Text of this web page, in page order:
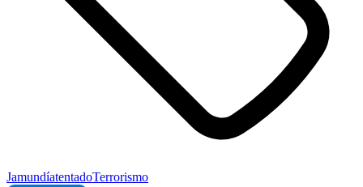
JamundíatentadoTerrorismo